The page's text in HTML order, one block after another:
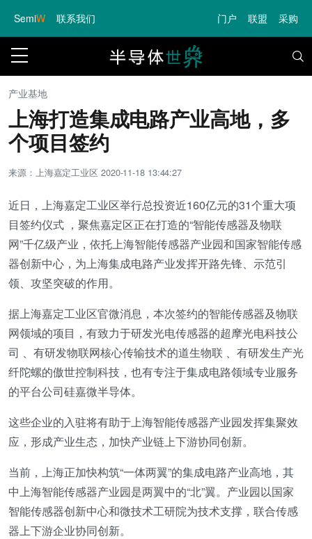
SemiW 联系我们 门户 联盟 采购
产业基地
上海打造集成电路产业高地，多
个项目签约
来源：上海嘉定工业区 2020-11-18 13:44:27
近日，上海嘉定工业区举行总投资近160亿元的31个重大项
目签约仪式 ，聚焦嘉定区正在打造的“智能传感器及物联
网”千亿级产业，依托上海智能传感器产业园和国家智能传感
器创新中心，为上海集成电路产业发挥开路先锋、示范引
领、攻坚突破的作用。
据上海嘉定工业区官微消息，本次签约的智能传感器及物联
网领域的项目，有致力于研发光电传感器的超摩光电科技公
司 、有研发物联网核心传输技术的道生物联 、有研发生产光
纤陀螺的傲世控制科技，也有专注于集成电路领域专业服务
的平台公司硅嘉微半导体。
这些企业的入驻将有助于上海智能传感器产业园发挥集聚效
应，形成产业生态，加快产业链上下游协同创新。
当前，上海正加快构筑“一体两翼”的集成电路产业高地，其
中上海智能传感器产业园是两翼中的“北”翼。产业园以国家
智能传感器创新中心和微技术工研院为技术支撑，联合传感
器上下游企业协同创新。